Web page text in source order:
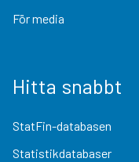
För media
Hitta snabbt
StatFin-databasen
Statistikdatabaser